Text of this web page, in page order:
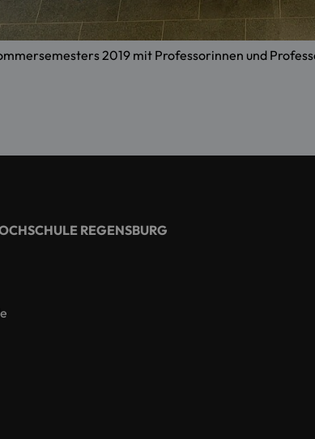
2019 mit Professorinnen und
REGENSBURG